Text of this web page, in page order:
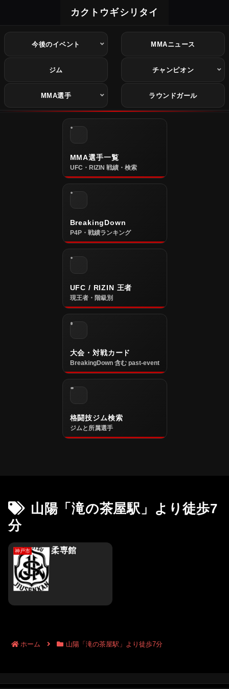
カクトウギシリタイ
今後のイベント MMAニュース
ジム チャンピオン
MMA選手 ラウンドガール
MMA選手一覧
UFC・RIZIN 戦績・検索
BreakingDown
P4P・戦績ランキング
UFC / RIZIN 王者
現王者・階級別
大会・対戦カード
BreakingDown 含む past-event
格闘技ジム検索
ジムと所属選手
山陽「滝の茶屋駅」より徒歩7
分
神戸市 柔専館
ホーム 山陽「滝の茶屋駅」より徒歩7分